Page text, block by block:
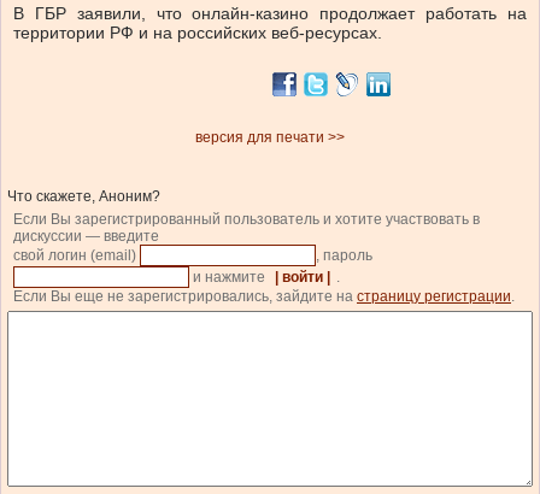
В ГБР заявили, что онлайн-казино продолжает работать на
территории РФ и на российских веб-ресурсах.
версия для печати >>
Что скажете, Аноним?
Если Вы зарегистрированный пользователь и хотите участвовать в
дискуссии — введите
свой логин (email)
, пароль
и нажмите
| войти |
.
Если Вы еще не зарегистрировались, зайдите на страницу регистрации.